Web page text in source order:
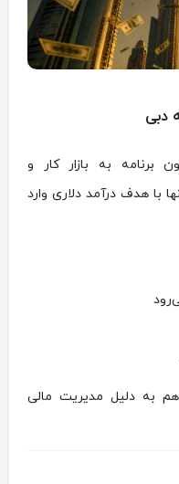
برنامه به بازار کار و
با هدف درآمد دلاری وارد
به دلیل مدیریت مالی